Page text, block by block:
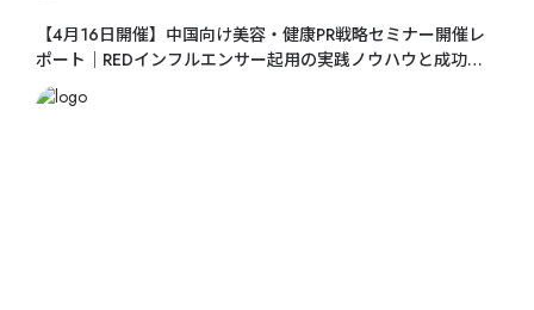
【4月16日開催】中国向け美容・健康PR戦略セミナー開催レ
ポート｜REDインフルエンサー起用の実践ノウハウと成功事
例を紹介